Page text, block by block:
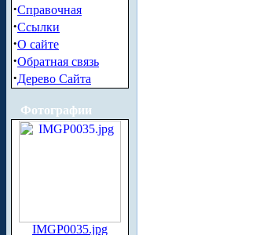
·Справочная
·Ссылки
·О сайте
·Обратная связь
·Дерево Сайта
Фотографии
IMGP0035.jpg